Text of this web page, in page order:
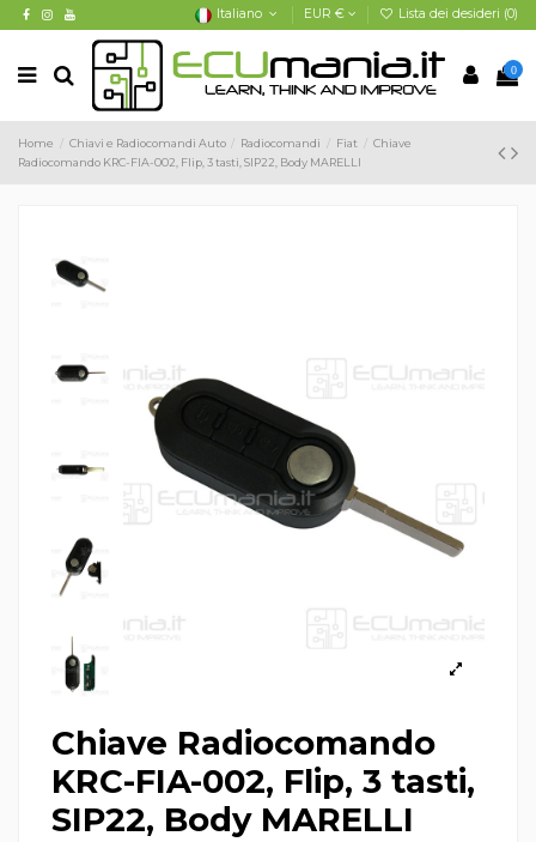
Italiano EUR € Lista dei desideri (0)
0
Home Chiavi e Radiocomandi Auto Radiocomandi Fiat
Chiave
Radiocomando KRC-FIA-002, Flip, 3 tasti, SIP22, Body MARELLI
Chiave Radiocomando
KRC-FIA-002, Flip, 3 tasti,
SIP22, Body MARELLI